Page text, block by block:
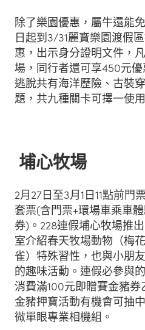
除了樂園優惠，屬牛還能
日起到3/31麗寶樂園渡假
惠，出示身分證明文件，
場，同行者還可享450元
逃脫共有海洋歷險、古裝
題，共九種關卡可擇一使用
埔心牧場
2月27日至3月1日11點前門
套票(含門票+環場車乘車
券)。228連假埔心牧場推
室介紹春天牧場動物（梅
雀）特殊習性，也與小朋
的趣味活動。連假必參與
消費滿100元即贈賽金豬
金豬押寶活動有機會可抽
微單眼專業相機組。